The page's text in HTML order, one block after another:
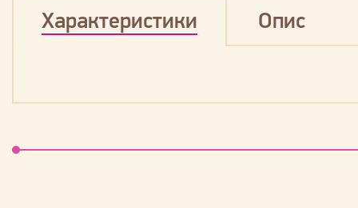
Характеристики Опис